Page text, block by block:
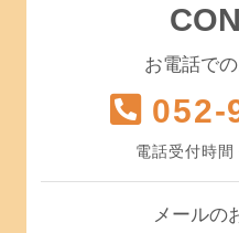
お電話で
052-
電話受付時
メールの